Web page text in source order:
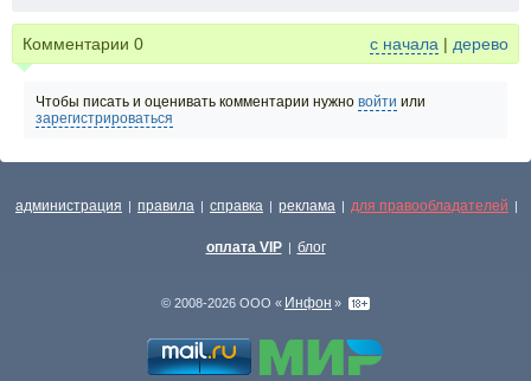
Комментарии 0 с начала | дерево
Чтобы писать и оценивать комментарии нужно войти или
зарегистрироваться
администрация | правила | справка | реклама | для правообладателей |
оплата VIP | блог
© 2008-2026 ООО « Инфон »